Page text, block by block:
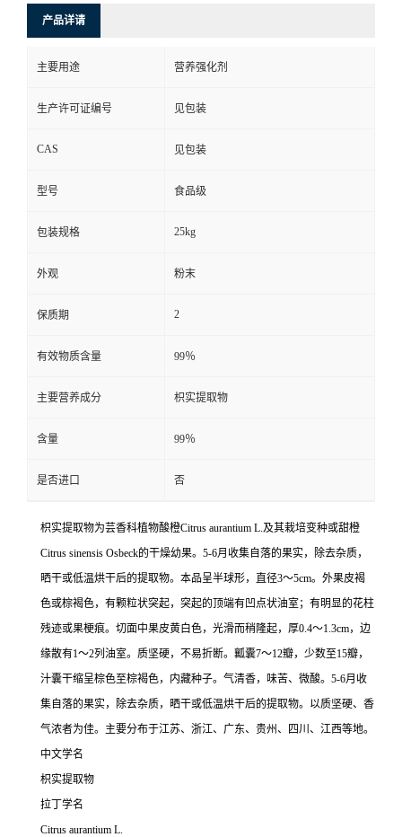
产品详请
主要用途 营养强化剂
生产许可证编号 见包装
CAS 见包装
型号 食品级
包装规格 25kg
外观 粉末
保质期 2
有效物质含量 99％
主要营养成分 枳实提取物
含量 99％
是否进口 否
枳实提取物为芸香科植物酸橙Citrus aurantium L.及其栽培变种或甜橙
Citrus sinensis Osbeck的干燥幼果。5-6月收集自落的果实，除去杂质，
晒干或低温烘干后的提取物。本品呈半球形，直径3～5cm。外果皮褐
色或棕褐色，有颗粒状突起，突起的顶端有凹点状油室；有明显的花柱
残迹或果梗痕。切面中果皮黄白色，光滑而稍隆起，厚0.4～1.3cm，边
缘散有1～2列油室。质坚硬，不易折断。瓤囊7～12瓣，少数至15瓣，
汁囊干缩呈棕色至棕褐色，内藏种子。气清香，味苦、微酸。5-6月收
集自落的果实，除去杂质，晒干或低温烘干后的提取物。以质坚硬、香
气浓者为佳。主要分布于江苏、浙江、广东、贵州、四川、江西等地。
中文学名
枳实提取物
拉丁学名
Citrus aurantium L.